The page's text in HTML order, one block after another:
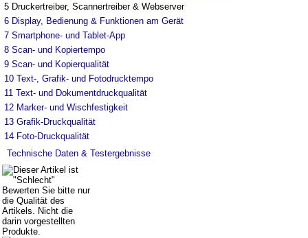
5 Druckertreiber, Scannertreiber & Webserver
6 Display, Bedienung & Funktionen am Gerät
7 Smartphone- und Tablet-App
8 Scan- und Kopiertempo
9 Scan- und Kopierqualität
10 Text-, Grafik- und Fotodrucktempo
11 Text- und Dokumentdruckqualität
12 Marker- und Wischfestigkeit
13 Grafik-Druckqualität
14 Foto-Druckqualität
Technische Daten & Testergebnisse